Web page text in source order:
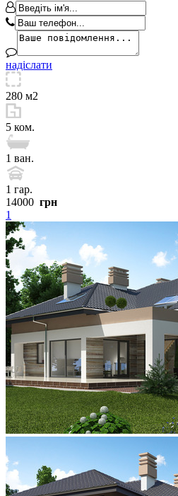
надіслати
280 м2
5 ком.
1 ван.
1 гар.
14000 грн
1